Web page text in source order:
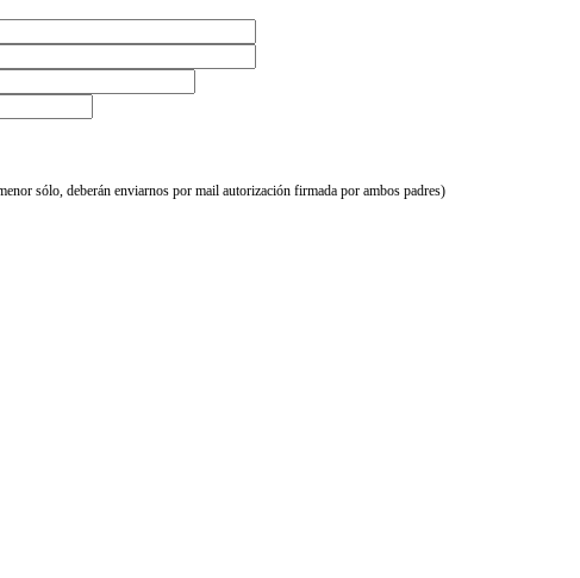
sólo, deberán enviarnos por mail autorización firmada por ambos padres)